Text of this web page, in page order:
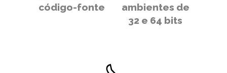
código-fonte
ambientes de
32 e 64 bits